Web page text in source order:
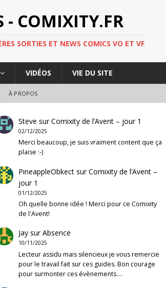
- COMIXITY.FR
SORTIES ET NEWS COMICS VO ET VF
VIDÉOS VIE DU SITE
À PROPOS
Steve surComixity de l’Avent – jour 1
02/12/2025
Merci beaucoup, je suis vraiment content que ça
plaise :-)
PineappleObkect surComixity de l’Avent –
jour 1
01/12/2025
Oh quelle bonne idée ! Merci pour ce Comixity
de l'Avent!
Jay surAbsence
10/11/2025
Lecteur assidu mais silencieux je vous remercie
pour le travail fait sur ces guides. Bon courage
pour surmonter ces évènements.…